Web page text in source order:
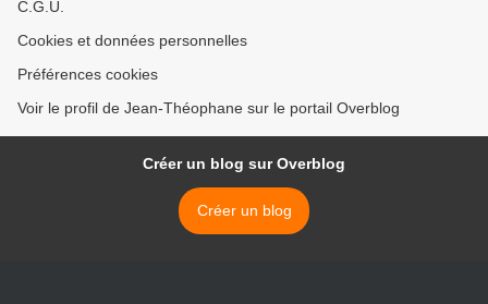
C.G.U.
Cookies et données personnelles
Préférences cookies
Voir le profil de Jean-Théophane sur le portail Overblog
Créer un blog sur Overblog
Créer un blog